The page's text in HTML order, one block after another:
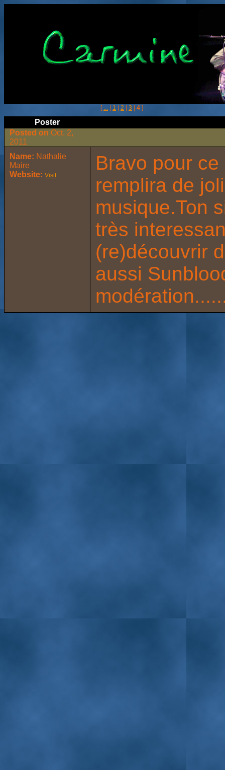
[ ... 1 2 3 4 ]
Poster
Posted on Oct. 2,
2011
Name: Nathalie
Maire
Website: Visit
Bravo pour
remplira de
musique.Ton
très
(re)découvrir
aussi